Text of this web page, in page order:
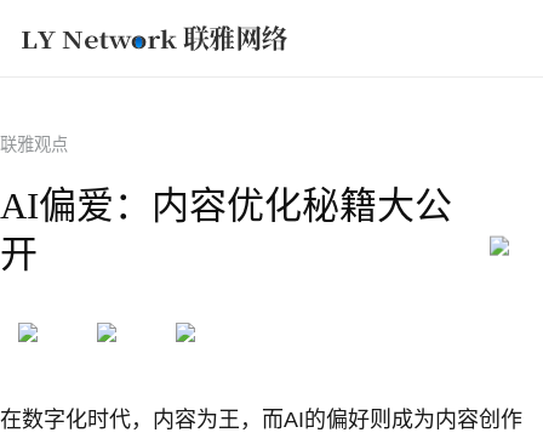
联雅观点
AI偏爱：内容优化秘籍大公
开
在数字化时代，内容为王，而AI的偏好则成为内容创作